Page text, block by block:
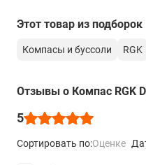
Этот товар из подборок
Компасы и буссоли RGK
Отзывы о Компас RGK
5
Сортировать по:Оценке